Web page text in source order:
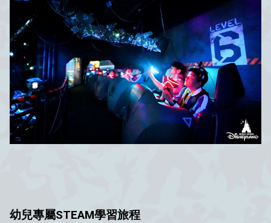
幼兒專屬STEAM學習旅程